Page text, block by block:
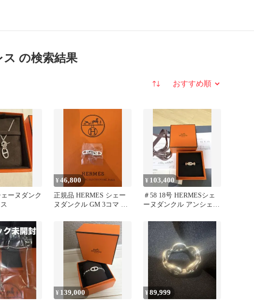
の検索結果
並び替え
ーヌダンク
¥46,800
正規品 HERMES シェー
ヌダンクル GM 3コマ 修
¥ 103,400
＃58 18号 HERMESシェ
ーヌダンクル アンシェ
¥ 139,000 ¥89,999